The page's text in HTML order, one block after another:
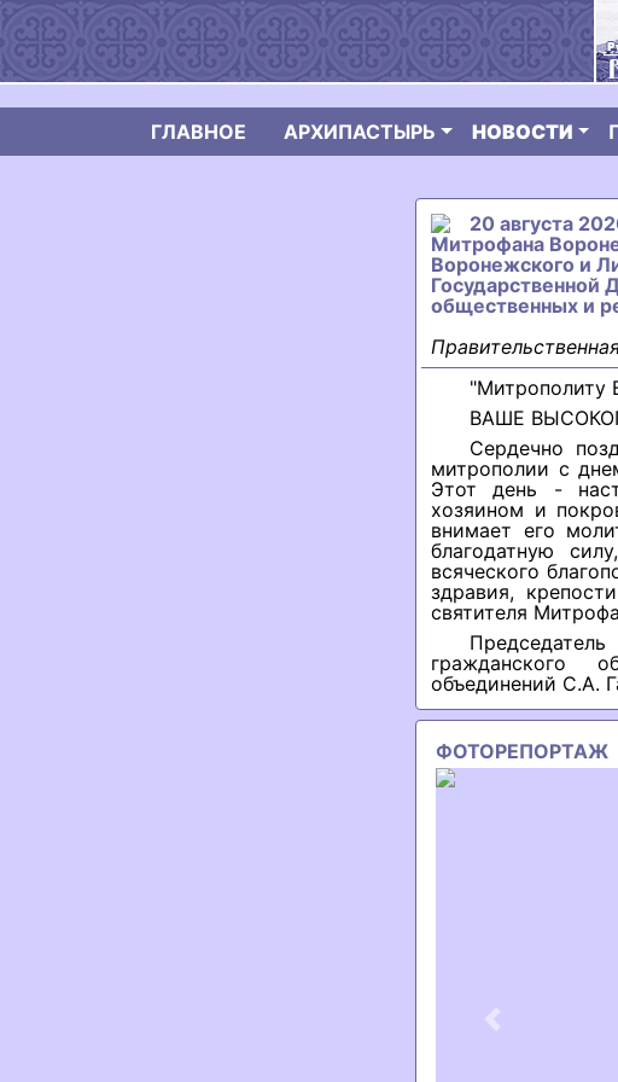
ГЛАВНОЕ АРХИПАСТЫРЬ НОВОСТИ
20 августа
Митрофана
Воронежского и
Государственной
общественных и
ВАШЕ
Сердечно
митрополии с
Этот день -
хозяином и
внимает его
благодатную
всяческого
здравия,
святителя
гражданского
объединений С.А.
ФОТОРЕПОРТАЖ
Previous